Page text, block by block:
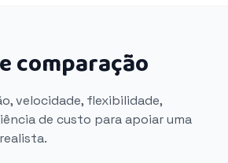
comparação
velocidade, flexibilidade,
de custo para apoiar uma